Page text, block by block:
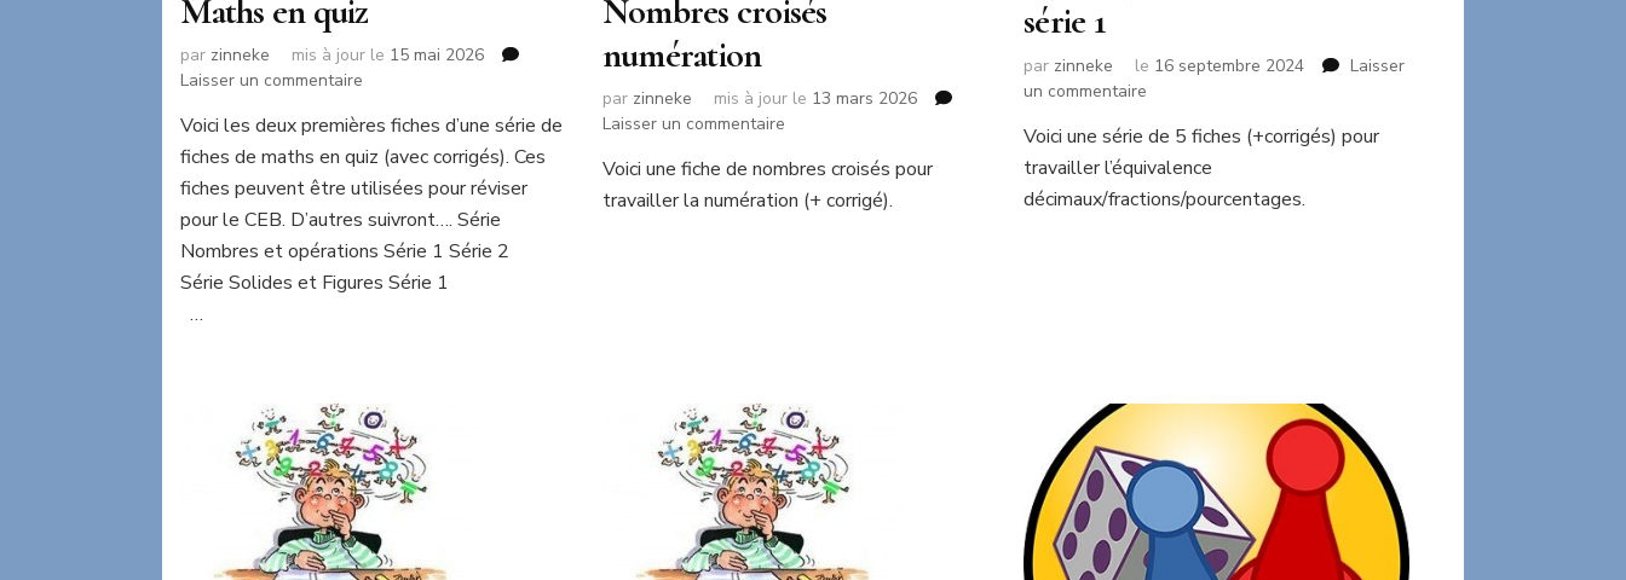
Maths en quiz
par zinneke mis à jour le 15 mai 2026
Laisser un commentaire
en
quiz
Voici les deux premières fiches d’une série de
fiches de maths en quiz (avec corrigés). Ces
fiches peuvent être utilisées pour réviser
pour le CEB. D’autres suivront…. Série
Nombres et opérations Série 1 Série 2
Série Solides et Figures Série 1
…
Nombres croisés
numération
par zinneke mis à jour le 13 mars 2026
Laisser un commentairesur
croisés
numération
Voici une fiche de nombres croisés pour
travailler la numération (+ corrigé).
série 1
par zinneke le 16 septembre 2024
Laisser
un commentaire
la
jungle
des
décimaux
Voici une série de 5 fiches (+corrigés) pour
travailler l’équivalence
décimaux/fractions/pourcentages.